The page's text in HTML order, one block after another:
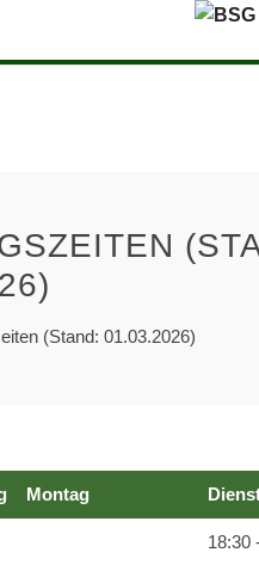
(Stand: 01.03.2026)
Montag
18:30